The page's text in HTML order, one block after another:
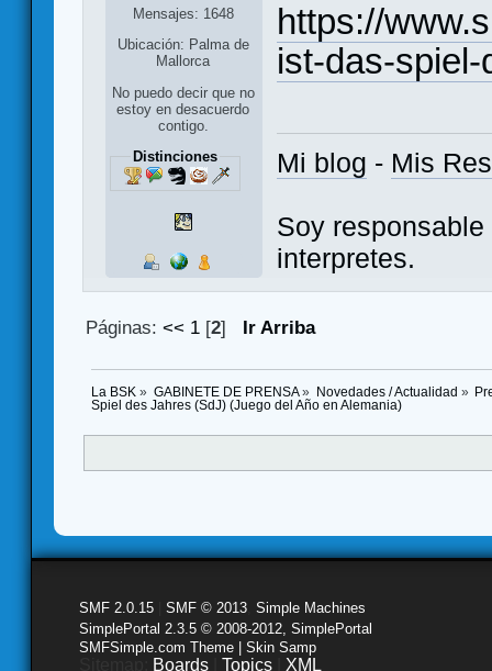
Mensajes: 1648
Ubicación: Palma de
Mallorca
No puedo decir que no
estoy en desacuerdo
contigo.
Distinciones
https://
ist-das-
Mi blog - Mis
Soy
interpretes.
Páginas:<< 1 [2] Ir Arriba
La BSK » GABINETE DE PRENSA» Novedades / Actualidad »
Spiel des Jahres (SdJ) (Juego del Año en Alemania)
SMF 2.0.15 SMF © 2013 Simple Machines
SimplePortal 2.3.5 © 2008-2012, SimplePortal
SMFSimple.com Theme | Skin Samp
Boards Topics XML